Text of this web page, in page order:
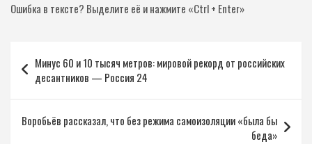
Ошибка в тексте? Выделите её и нажмите «Ctrl + Enter»
по
записям
Минус 60 и 10 тысяч метров: мировой рекорд от российских
десантников — Россия 24
Воробьёв рассказал, что без режима самоизоляции «была бы
беда»